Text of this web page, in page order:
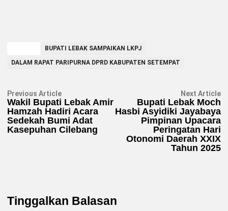
BUPATI LEBAK SAMPAIKAN LKPJ
DALAM RAPAT PARIPURNA DPRD KABUPATEN SETEMPAT
Navigasi
pos
Previous ArticlePrevious
article:
Wakil Bupati Lebak Amir
Hamzah Hadiri Acara
Sedekah Bumi Adat
Kasepuhan Cilebang
Next Article
Bupati Lebak Moch
Hasbi Asyidiki Jayabaya
Pimpinan Upacara
Peringatan Hari
Otonomi Daerah XXIX
Tahun 2025
Tinggalkan Balasan